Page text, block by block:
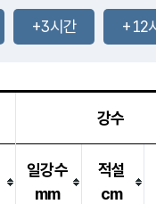
34.1℃
1.8m/s
-mm
+3시간 +12
강수
일강수
mm
적설
cm